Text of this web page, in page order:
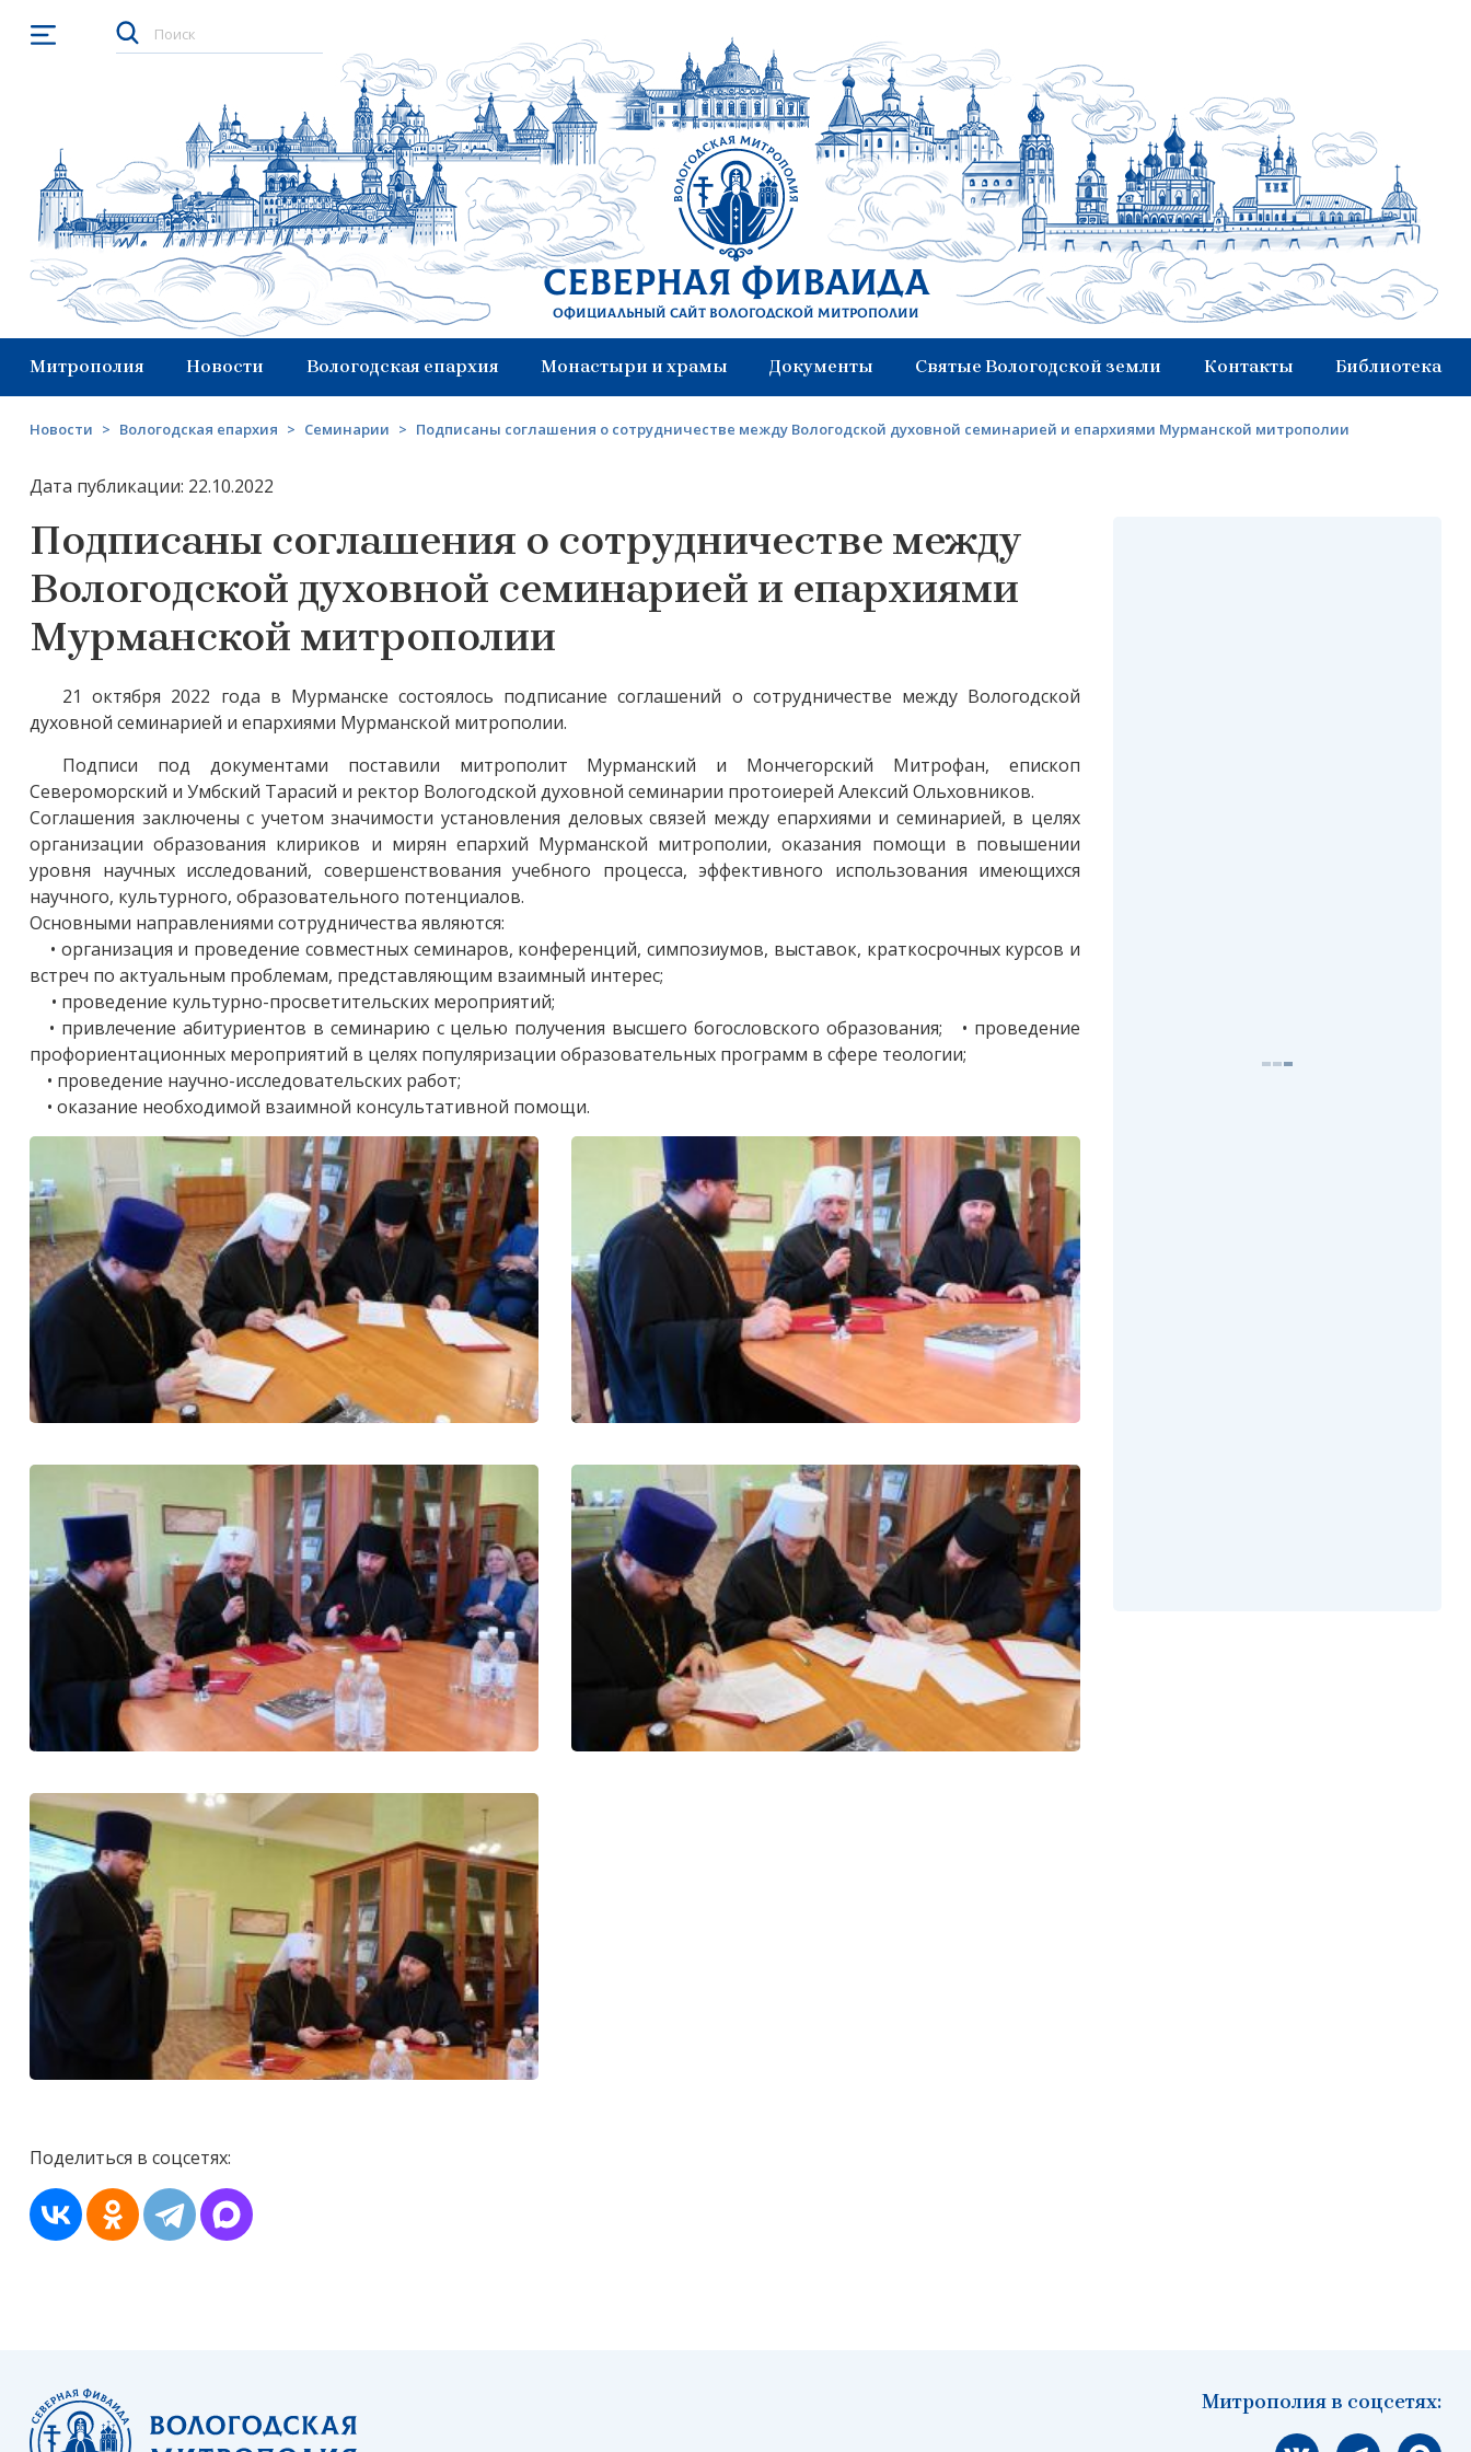
Открыть меню
Северная Фиваида
Официальный сайт Вологодской митрополии
Митрополия Новости Вологодская епархия Монастыри и храмы Документы Святые Вологодской земли Контакты Библиотека
Новости > Вологодская епархия > Семинарии > Подписаны соглашения о сотрудничестве между Вологодской духовной семинарией и епархиями Мурманской митрополии
Дата публикации: 22.10.2022
Подписаны соглашения о сотрудничестве между
Вологодской духовной семинарией и епархиями
Мурманской митрополии
21 октября 2022 года в Мурманске состоялось подписание соглашений о сотрудничестве между Вологодской
духовной семинарией и епархиями Мурманской митрополии.
Подписи под документами поставили митрополит Мурманский и Мончегорский Митрофан, епископ
Североморский и Умбский Тарасий и ректор Вологодской духовной семинарии протоиерей Алексий Ольховников.
Соглашения заключены с учетом значимости установления деловых связей между епархиями и семинарией, в целях
организации образования клириков и мирян епархий Мурманской митрополии, оказания помощи в повышении
уровня научных исследований, совершенствования учебного процесса, эффективного использования имеющихся
научного, культурного, образовательного потенциалов.
Основными направлениями сотрудничества являются:
• организация и проведение совместных семинаров, конференций, симпозиумов, выставок, краткосрочных курсов и
встреч по актуальным проблемам, представляющим взаимный интерес;
• проведение культурно-просветительских мероприятий;
• привлечение абитуриентов в семинарию с целью получения высшего богословского образования; • проведение
профориентационных мероприятий в целях популяризации образовательных программ в сфере теологии;
• проведение научно-исследовательских работ;
• оказание необходимой взаимной консультативной помощи.
Поделиться в соцсетях:
Митрополия в соцсетях:
Мы вконтакте
Мы в telegram
Мы в